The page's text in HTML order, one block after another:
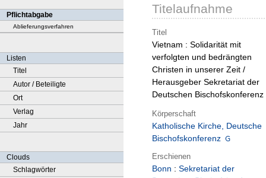
Pflichtabgabe
Ablieferungsverfahren
Listen
Titel
Autor / Beteiligte
Ort
Verlag
Jahr
Clouds
Schlagwörter
Titelaufnahme
Titel
Vietnam : Solidarität mit
verfolgten und bedrängten
Christen in unserer Zeit /
Herausgeber Sekretariat der
Deutschen Bischofskonferenz
Körperschaft
Katholische Kirche, Deutsche
Bischofskonferenz
Erschienen
Bonn : Sekretariat der